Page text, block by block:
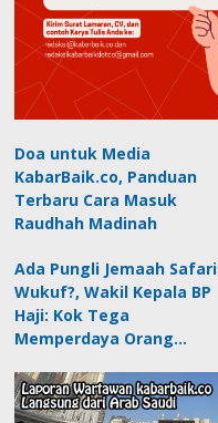
Doa untuk Media
KabarBaik.co, Panduan
Terbaru Cara Masuk
Raudhah Madinah
Ada Pungli Jemaah Safari
Wukuf?, Wakil Kepala BP
Haji: Kok Tega
Memperdaya Orang…